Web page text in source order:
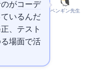
ペンギン先生
がAIコーデ
いるんだ
、テスト
る場面で活